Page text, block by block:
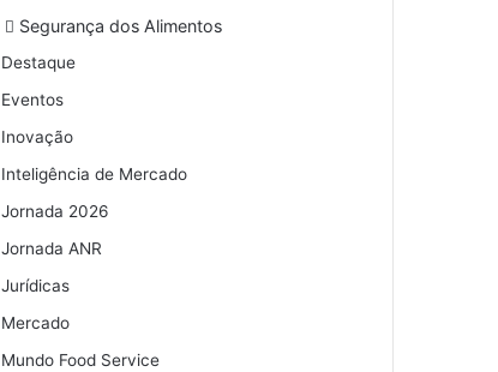
Segurança dos Alimentos
Destaque
Eventos
Inovação
Inteligência de Mercado
Jornada 2026
Jornada ANR
Jurídicas
Mercado
Mundo Food Service